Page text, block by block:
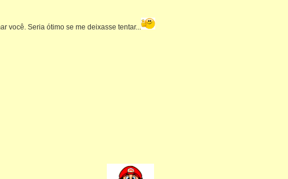
você. Seria ótimo se me deixasse tentar...